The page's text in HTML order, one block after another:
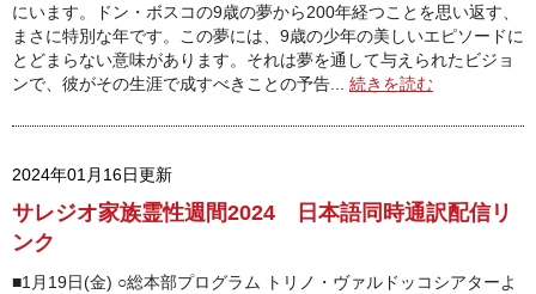
にいます。ドン・ボスコの9歳の夢から200年経つことを思い返す、
まさに特別な年です。この夢には、9歳の少年の美しいエピソードに
とどまらない意味があります。それは夢を通して与えられたビジョ
ンで、彼がその生涯で成すべきことの予告... 続きを読む
2024年01月16日更新
サレジオ家族霊性週間2024 日本語同時通訳配信リ
ンク
■1月19日(金) ○総本部プログラム トリノ・ヴァルドッコシアターよ